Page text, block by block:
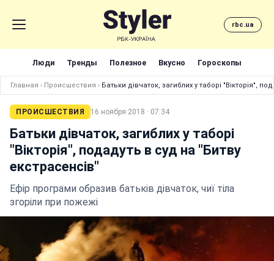
rbc.ua
Люди Тренды Полезное Вкусно Гороскопы
Главная › Происшествия › Батьки дівчаток, загиблих у таборі "Вікторія",
ПРОИСШЕСТВИЯ 16 ноября 2018 · 07:34
Батьки дівчаток, загиблих у таборі
"Вікторія", подадуть в суд на "Битву
екстрасенсів"
Ефір програми образив батьків дівчаток, чиї тіла
згоріли при пожежі